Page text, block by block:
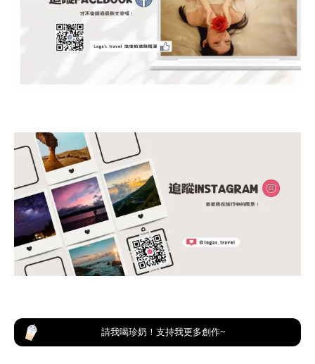
請我喝珍奶！支持我更多創作~